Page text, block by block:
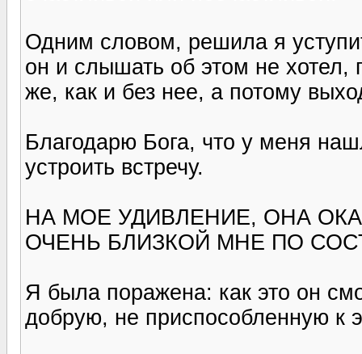
Одним словом, решила я
он и слышать об этом не хотел,
же, как и без нее, а потому
Благодарю Бога, что у меня
устроить встречу.
НА МОЕ УДИВЛЕНИЕ, ОНА
ОЧЕНЬ БЛИЗКОЙ МНЕ ПО
Я была поражена: как это он
добрую, не приспособленную к